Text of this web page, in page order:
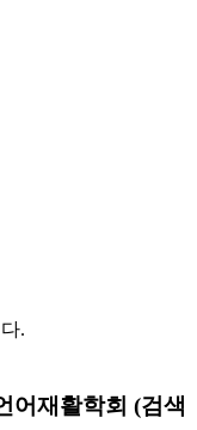
.
어재활학회 (검색